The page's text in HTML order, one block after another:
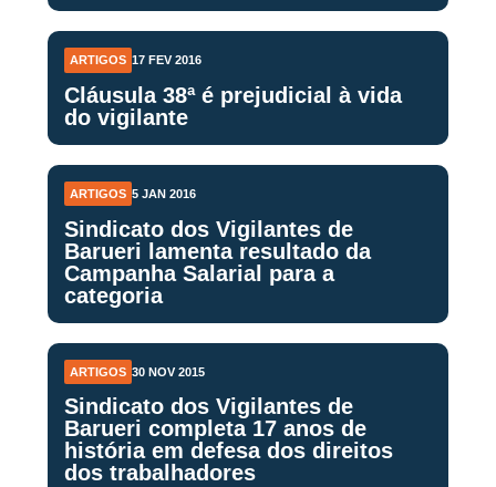
ARTIGOS 17 FEV 2016
Cláusula 38ª é prejudicial à vida
do vigilante
ARTIGOS 5 JAN 2016
Sindicato dos Vigilantes de
Barueri lamenta resultado da
Campanha Salarial para a
categoria
ARTIGOS 30 NOV 2015
Sindicato dos Vigilantes de
Barueri completa 17 anos de
história em defesa dos direitos
dos trabalhadores